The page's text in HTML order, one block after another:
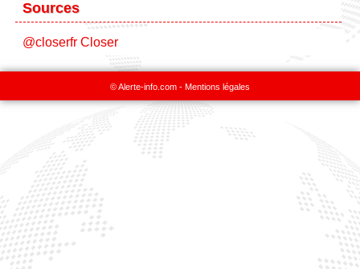
Sources
@closerfr Closer
© Alerte-info.com - Mentions légales